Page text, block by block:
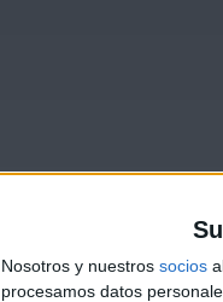
Nosotros y nuestros socios
procesamos datos